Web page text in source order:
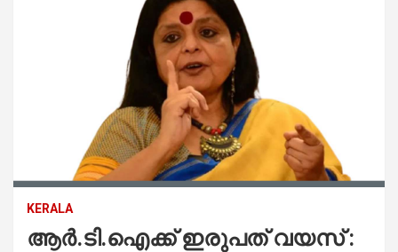
KERALA
ആര്‍.ടി.ഐക്ക് ഇരുപത് വയസ് :